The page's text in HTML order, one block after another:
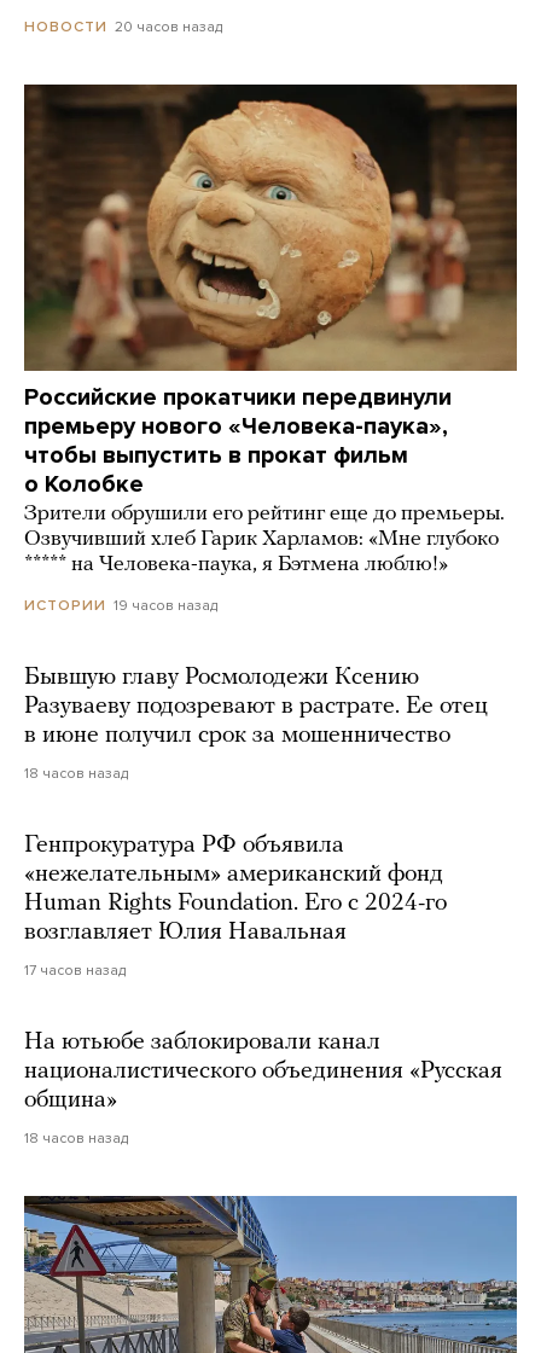
НОВОСТИ 20 часов назад
Российские прокатчики передвинули
премьеру нового «Человека-паука»,
чтобы выпустить в прокат фильм
о Колобке
Зрители обрушили его рейтинг еще до премьеры.
Озвучивший хлеб Гарик Харламов: «Мне глубоко
***** на Человека-паука, я Бэтмена люблю!»
ИСТОРИИ 19 часов назад
Бывшую главу Росмолодежи Ксению
Разуваеву подозревают в растрате. Ее отец
в июне получил срок за мошенничество
18 часов назад
Генпрокуратура РФ объявила
«нежелательным» американский фонд
Human Rights Foundation. Его с 2024-го
возглавляет Юлия Навальная
17 часов назад
На ютьюбе заблокировали канал
националистического объединения «Русская
община»
18 часов назад